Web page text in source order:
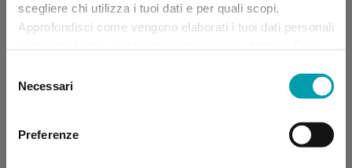
scegliere chi utilizza i tuoi dati e per quali scopi.
Approfondisci come vengono elaborati i tuoi dati personali
momento dalla Dichiarazione sui “
delNecessari
Preferenze
Application error: a client-side exception has occurred (see the
browser console for more information)